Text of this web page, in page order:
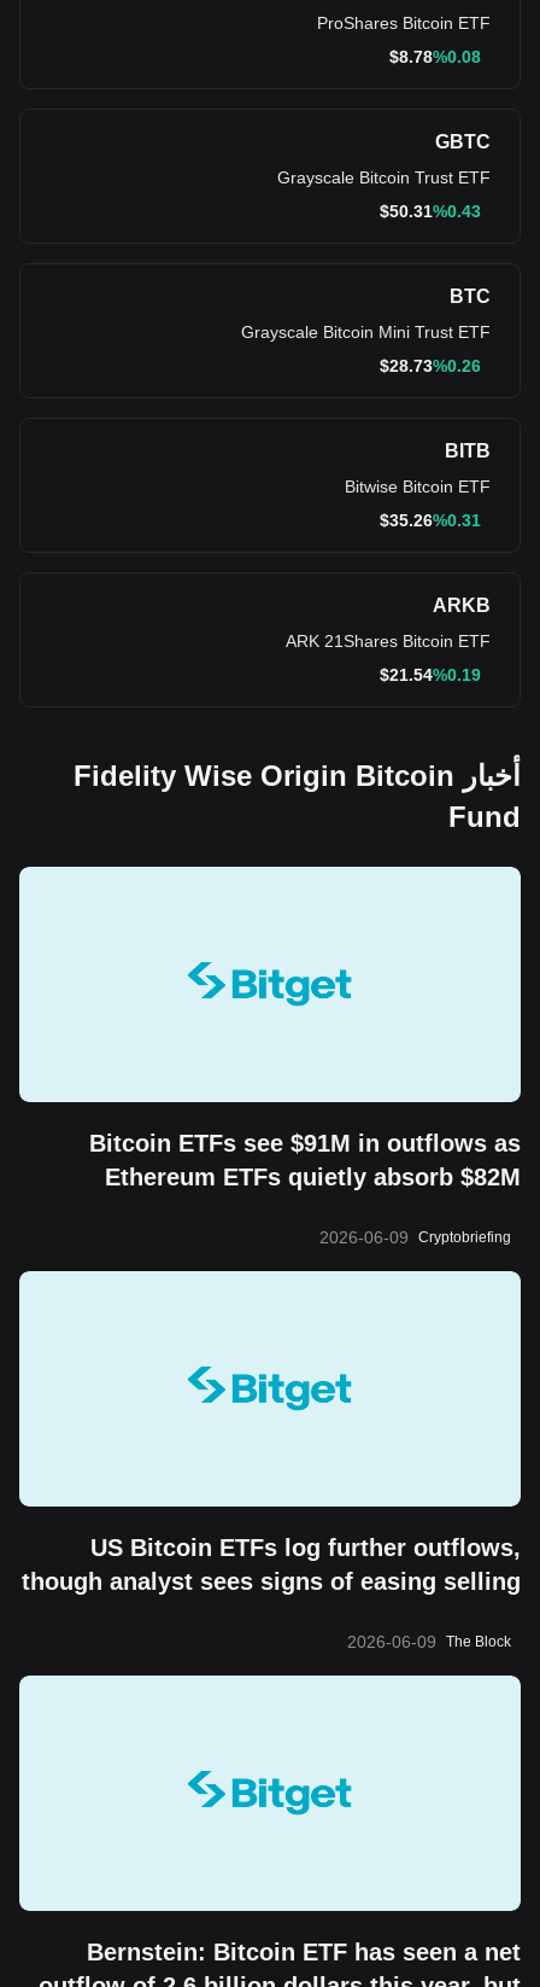
ProShares Bitcoin ETF
$8.78%0.08
GBTC
Grayscale Bitcoin Trust ETF
$50.31%0.43
BTC
Grayscale Bitcoin Mini Trust ETF
$28.73%0.26
BITB
Bitwise Bitcoin ETF
$35.26%0.31
ARKB
ARK 21Shares Bitcoin ETF
$21.54%0.19
أخبار Fidelity Wise Origin Bitcoin
Fund
Bitcoin ETFs see $91M in outflows as
Ethereum ETFs quietly absorb $82M
Cryptobriefing
2026-06-09
US Bitcoin ETFs log further outflows,
though analyst sees signs of easing selling
The Block
2026-06-09
Bernstein: Bitcoin ETF has seen a net